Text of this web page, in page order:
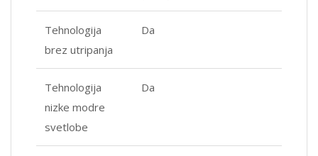
Tehnologija
brez utripanja
Da
Tehnologija
nizke modre
svetlobe
Da